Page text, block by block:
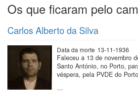
Os que ficaram pelo
Carlos Alberto da Silva
Data da morte 13-11-1936
Faleceu a 13 de novembro
Santo António, no Porto,
véspera, pela PVDE do
…